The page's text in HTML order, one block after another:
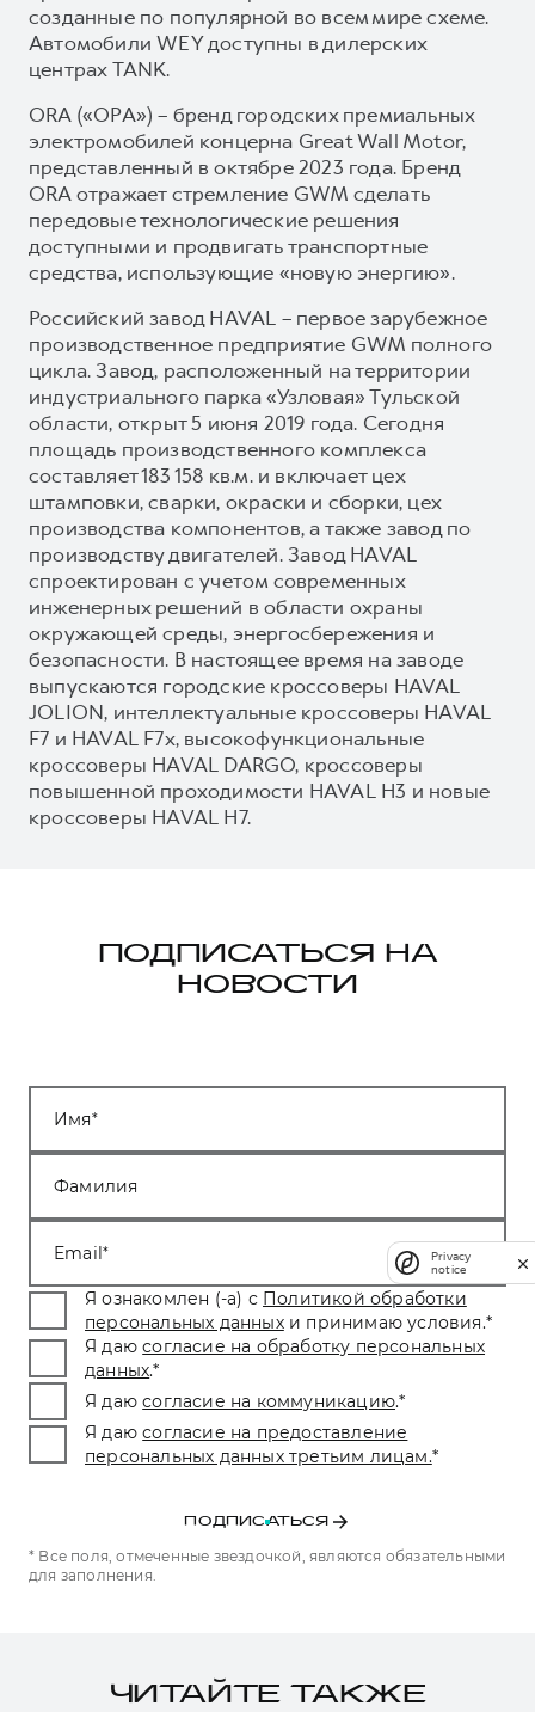
созданные по популярной во всем мире схеме.
Автомобили WEY доступны в дилерских
центрах TANK.
ORA («ОРА») – бренд городских премиальных
электромобилей концерна Great Wall Motor,
представленный в октябре 2023 года. Бренд
ORA отражает стремление GWM сделать
передовые технологические решения
доступными и продвигать транспортные
средства, использующие «новую энергию».
Российский завод HAVAL – первое зарубежное
производственное предприятие GWM полного
цикла. Завод, расположенный на территории
индустриального парка «Узловая» Тульской
области, открыт 5 июня 2019 года. Сегодня
площадь производственного комплекса
составляет 183 158 кв.м. и включает цех
штамповки, сварки, окраски и сборки, цех
производства компонентов, а также завод по
производству двигателей. Завод HAVAL
спроектирован с учетом современных
инженерных решений в области охраны
окружающей среды, энергосбережения и
безопасности. В настоящее время на заводе
выпускаются городские кроссоверы HAVAL
JOLION, интеллектуальные кроссоверы HAVAL
F7 и HAVAL F7x, высокофункциональные
кроссоверы HAVAL DARGO, кроссоверы
повышенной проходимости HAVAL H3 и новые
кроссоверы HAVAL H7.
ПОДПИСАТЬСЯ НА
НОВОСТИ
Имя
Фамилия
Email
Я ознакомлен (-а) с Политикой обработки
персональных данных и принимаю условия.*
Я даю согласие на обработку персональных
данных.*
Я даю согласие на коммуникацию.*
Я даю согласие на предоставление
персональных данных третьим лицам.*
ПОДПИСАТЬСЯ
* Все поля, отмеченные звездочкой, являются обязательными
для заполнения.
ЧИТАЙТЕ ТАКЖЕ
Privacy
notice